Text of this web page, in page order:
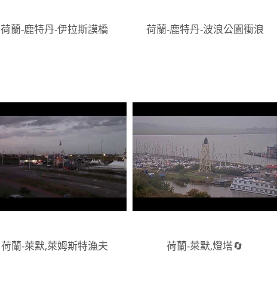
荷蘭-鹿特丹-伊拉斯謨橋 荷蘭-鹿特丹-波浪公園衝浪
荷蘭-萊默,萊姆斯特漁夫 荷蘭-萊默,燈塔🔄